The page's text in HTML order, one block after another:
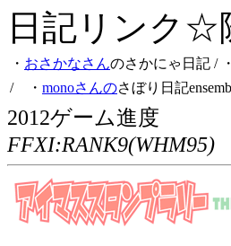
日記リンク☆
・ おさかなさんのさかにゃ日記 / ・
/ ・ monoさんのさぼり日記
2012ゲーム進度
FFXI:RANK9(WHM95)